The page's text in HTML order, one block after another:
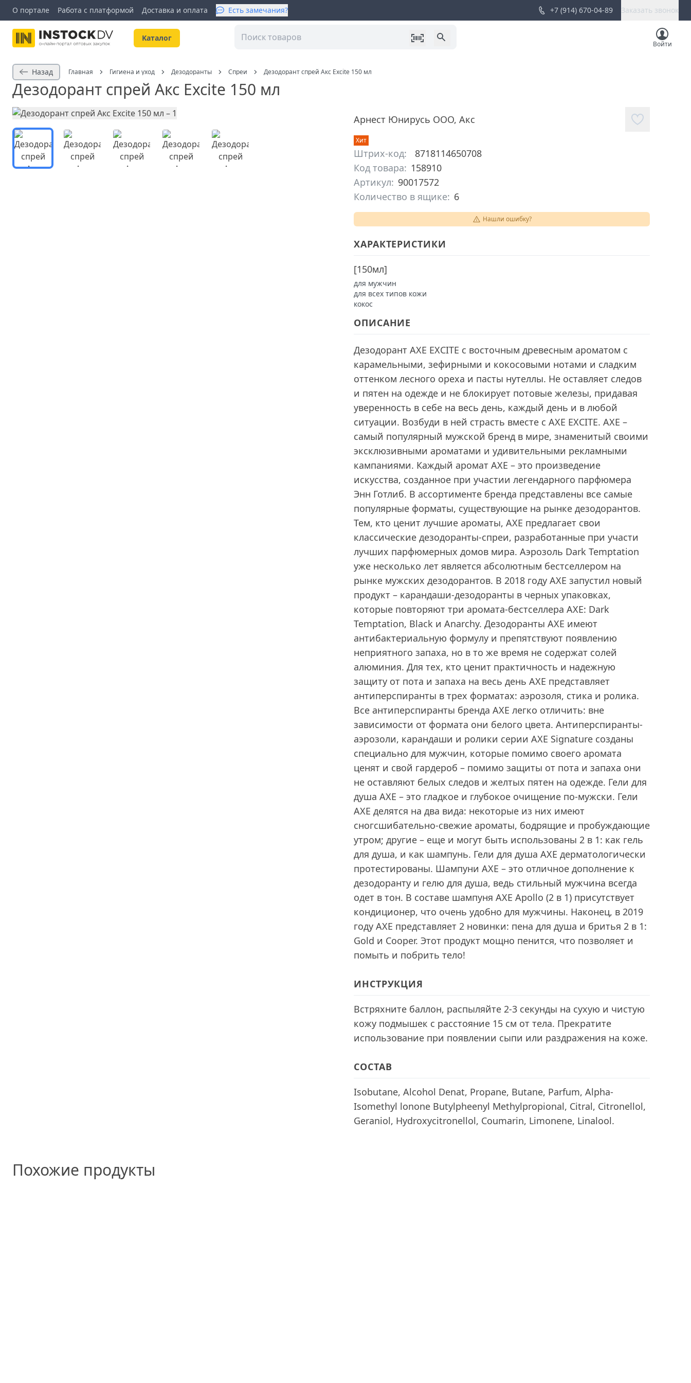
О портале Работа с платформой Доставка и оплата Есть замечания? +7 (914) 670-04-89 Заказать звонок
Kаталог
Войти
Назад Главная Гигиена и уход Дезодоранты Спреи Дезодорант спрей Акс Excite 150 мл
Дезодорант спрей Акс Excite 150 мл
Арнест Юнирусь ООО, Акс
Хит
Штрих-код:
8718114650708
Код товара: 158910
Артикул: 90017572
Количество в ящике: 6
Нашли ошибку?
ХАРАКТЕРИСТИКИ
[150мл]
для мужчин
для всех типов кожи
кокос
ОПИСАНИЕ
Дезодорант AXE EXCITE c восточным древесным ароматом с
карамельными, зефирными и кокосовыми нотами и сладким
оттенком лесного ореха и пасты нутеллы. Не оставляет следов
и пятен на одежде и не блокирует потовые железы, придавая
уверенность в себе на весь день, каждый день и в любой
ситуации. Возбуди в ней страсть вместе с AXE EXCITE. AXE –
самый популярный мужской бренд в мире, знаменитый своими
эксклюзивными ароматами и удивительными рекламными
кампаниями. Каждый аромат AXE – это произведение
искусства, созданное при участии легендарного парфюмера
Энн Готлиб. В ассортименте бренда представлены все самые
популярные форматы, существующие на рынке дезодорантов.
Тем, кто ценит лучшие ароматы, AXE предлагает свои
классические дезодоранты-спреи, разработанные при участи
лучших парфюмерных домов мира. Аэрозоль Dark Temptation
уже несколько лет является абсолютным бестселлером на
рынке мужских дезодорантов. В 2018 году AXE запустил новый
продукт – карандаши-дезодоранты в черных упаковках,
которые повторяют три аромата-бестселлера AXE: Dark
Temptation, Black и Anarchy. Дезодоранты AXE имеют
антибактериальную формулу и препятствуют появлению
неприятного запаха, но в то же время не содержат солей
алюминия. Для тех, кто ценит практичность и надежную
защиту от пота и запаха на весь день AXE представляет
антиперспиранты в трех форматах: аэрозоля, стика и ролика.
Все антиперспиранты бренда AXE легко отличить: вне
зависимости от формата они белого цвета. Антиперспиранты-
аэрозоли, карандаши и ролики серии AXE Signature созданы
специально для мужчин, которые помимо своего аромата
ценят и свой гардероб – помимо защиты от пота и запаха они
не оставляют белых следов и желтых пятен на одежде. Гели для
душа AXE – это гладкое и глубокое очищение по-мужски. Гели
AXE делятся на два вида: некоторые из них имеют
сногсшибательно-свежие ароматы, бодрящие и пробуждающие
утром; другие – еще и могут быть использованы 2 в 1: как гель
для душа, и как шампунь. Гели для душа AXE дерматологически
протестированы. Шампуни AXE – это отличное дополнение к
дезодоранту и гелю для душа, ведь стильный мужчина всегда
одет в тон. В составе шампуня AXE Apollo (2 в 1) присутствует
кондиционер, что очень удобно для мужчины. Наконец, в 2019
году AXE представляет 2 новинки: пена для душа и бритья 2 в 1:
Gold и Cooper. Этот продукт мощно пенится, что позволяет и
помыть и побрить тело!
ИНСТРУКЦИЯ
Встряхните баллон, распыляйте 2-3 секунды на сухую и чистую
кожу подмышек с расстояние 15 см от тела. Прекратите
использование при появлении сыпи или раздражения на коже.
СОСТАВ
Isobutane, Alcohol Denat, Propane, Butane, Parfum, Alpha-
Isomethyl lonone Butylpheenyl Methylpropional, Citral, Citronellol,
Geraniol, Hydroxycitronellol, Coumarin, Limonene, Linalool.
Похожие продукты